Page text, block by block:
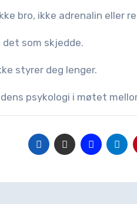
bro, ikke adrenalin eller
det som skjedde.
styrer deg lenger.
psykologi i møtet